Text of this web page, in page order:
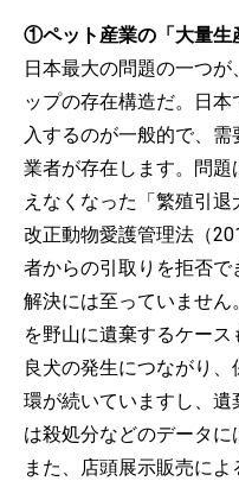
①ペット産業の「大量生
日本最大の問題の一つ
ップの存在構造だ。日
入するのが一般的で、
業者が存在します。問
えなくなった「繁殖引退
改正動物愛護管理法（
者からの引取りを拒否
解決には至っていませ
を野山に遺棄するケー
良犬の発生につながり
環が続いていますし、
は殺処分などのデータに
また、店頭展示販売に